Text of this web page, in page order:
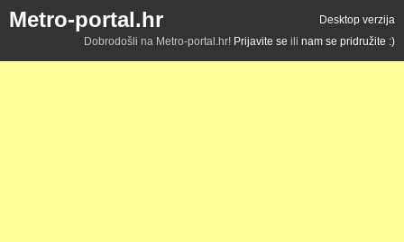
Metro-portal.hr
Desktop verzija
Dobrodošli na Metro-portal.hr! Prijavite se ili nam se pridružite :)